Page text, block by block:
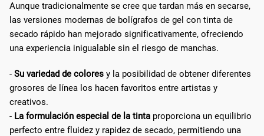
Aunque tradicionalmente se cree que tardan más en secarse,
las versiones modernas de bolígrafos de gel con tinta de
secado rápido han mejorado significativamente, ofreciendo
una experiencia inigualable sin el riesgo de manchas.
- Su variedad de colores y la posibilidad de obtener diferentes
grosores de línea los hacen favoritos entre artistas y
creativos.
- La formulación especial de la tinta proporciona un equilibrio
perfecto entre fluidez y rapidez de secado, permitiendo una